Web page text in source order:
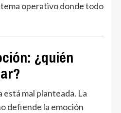
operativo donde todo
¿quién
mal planteada. La
defiende la emoción